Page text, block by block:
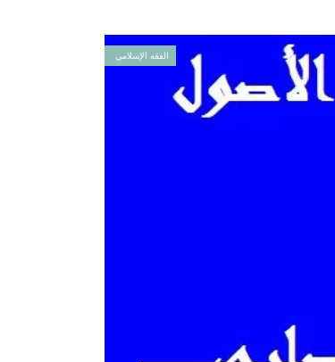
الفقه الإسلامي